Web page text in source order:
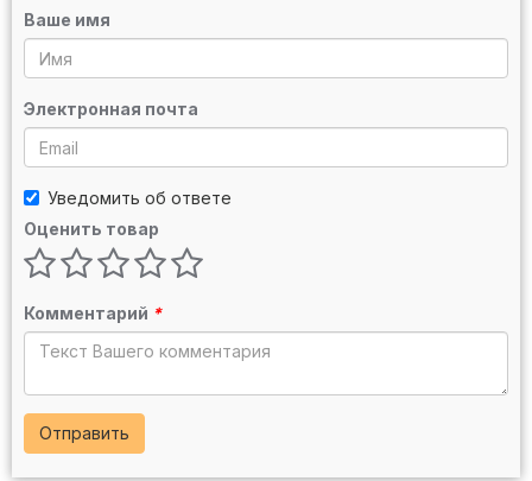
Ваше имя
Электронная почта
Уведомить об ответе
Оценить товар
Комментарий *
Отправить